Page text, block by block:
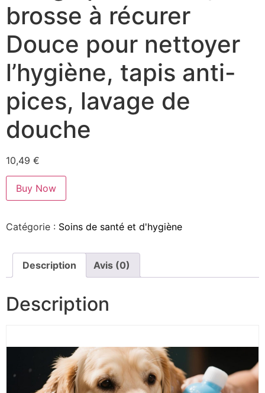
brosse à récurer
Douce pour nettoyer
l’hygiène, tapis anti-
pices, lavage de
douche
10,49 €
Buy Now
Catégorie : Soins de santé et d'hygiène
Description Avis (0)
Description